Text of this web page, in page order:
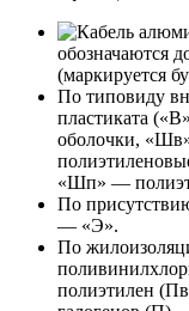
обозначаются
(маркируется
По типовиду
пластиката
оболочки,
«Шп» —
По
— «Э».
По
полиэтилен